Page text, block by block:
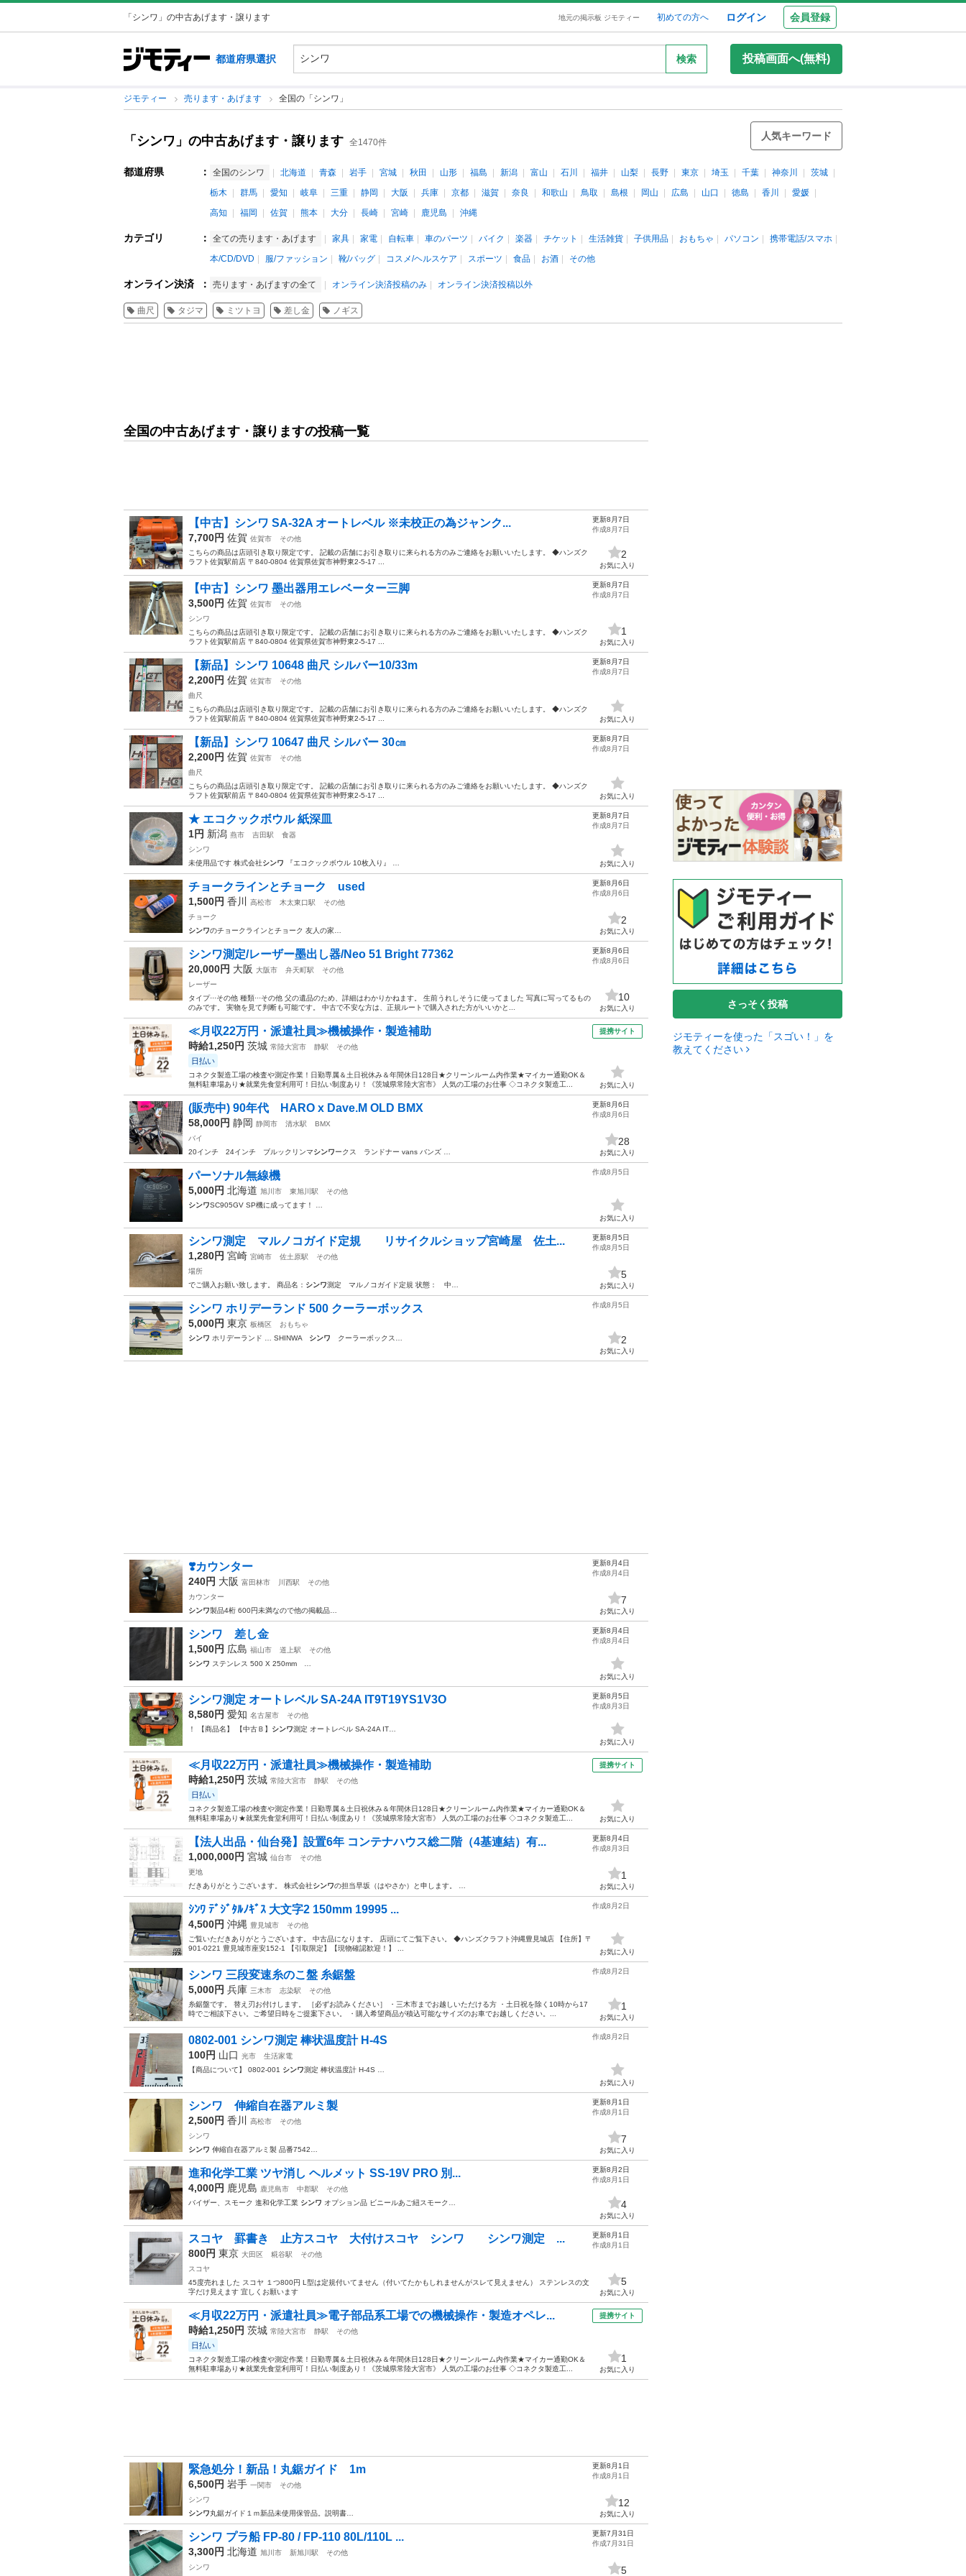
「シンワ」の中古あげます・譲ります 地元の掲示板 ジモティー 初めての方へ ログイン 会員登録
都道府県選択 検索 投稿画面へ(無料)
ジモティー 売ります・あげます 全国の「シンワ」
「シンワ」の中古あげます・譲ります 全1470件
人気キーワード
都道府県 ： 全国のシンワ 北海道 青森 岩手 宮城 秋田 山形 福島 新潟 富山 石川 福井 山梨 長野 東京 埼玉 千葉 神奈川
茨城
栃木
群馬 愛知 岐阜 三重 静岡 大阪 兵庫 京都 滋賀 奈良 和歌山 鳥取 島根 岡山 広島 山口 徳島 香川
愛媛
高知
福岡 佐賀 熊本 大分 長崎 宮崎 鹿児島 沖縄
カテゴリ ： 全ての売ります・あげます 家具 家電 自転車 車のパーツ バイク 楽器 チケット 生活雑貨 子供用品 おもちゃ パソコン
携帯電話/スマホ
本/CD/DVD
服/ファッション 靴/バッグ コスメ/ヘルスケア スポーツ 食品 お酒 その他
オンライン決済 ： 売ります・あげますの全て オンライン決済投稿のみ オンライン決済投稿以外
曲尺 タジマ ミツトヨ 差し金 ノギス
全国の中古あげます・譲りますの投稿一覧
【中古】シンワ SA-32A オートレベル ※未校正の為ジャンク...
7,700円 佐賀 佐賀市
その他
こちらの商品は店頭引き取り限定です。 記載の店舗にお引き取りに来られる方のみご連絡をお願いいたします。 ◆ハンズク
ラフト佐賀駅前店 〒840-0804 佐賀県佐賀市神野東2-5-17 ...
更新8月7日
作成8月7日
2
お気に入り
【中古】シンワ 墨出器用エレベーター三脚
3,500円 佐賀 佐賀市
その他
シンワ
こちらの商品は店頭引き取り限定です。 記載の店舗にお引き取りに来られる方のみご連絡をお願いいたします。 ◆ハンズク
ラフト佐賀駅前店 〒840-0804 佐賀県佐賀市神野東2-5-17 ...
更新8月7日
作成8月7日
1
お気に入り
【新品】シンワ 10648 曲尺 シルバー10/33m
2,200円 佐賀 佐賀市
その他
曲尺
こちらの商品は店頭引き取り限定です。 記載の店舗にお引き取りに来られる方のみご連絡をお願いいたします。 ◆ハンズク
ラフト佐賀駅前店 〒840-0804 佐賀県佐賀市神野東2-5-17 ...
更新8月7日
作成8月7日
お気に入り
【新品】シンワ 10647 曲尺 シルバー 30㎝
2,200円 佐賀 佐賀市
その他
曲尺
こちらの商品は店頭引き取り限定です。 記載の店舗にお引き取りに来られる方のみご連絡をお願いいたします。 ◆ハンズク
ラフト佐賀駅前店 〒840-0804 佐賀県佐賀市神野東2-5-17 ...
更新8月7日
作成8月7日
お気に入り
★ エコクックボウル 紙深皿
1円 新潟 燕市 吉田駅
食器
シンワ
未使用品です 株式会社シンワ 『エコクックボウル 10枚入り』 …
更新8月7日
作成8月7日
お気に入り
チョークラインとチョーク used
1,500円 香川 高松市 木太東口駅
その他
チョーク
シンワのチョークラインとチョーク 友人の家…
更新8月6日
作成8月6日
2
お気に入り
シンワ測定/レーザー墨出し器/Neo 51 Bright 77362
20,000円 大阪 大阪市 弁天町駅
その他
レーザー
タイプ···その他 種類···その他 父の遺品のため、詳細はわかりかねます。 生前うれしそうに使ってました 写真に写ってるもの
のみです。 実物を見て判断も可能です。 中古で不安な方は、正規ルートで購入された方がいいかと...
更新8月6日
作成8月6日
10
お気に入り
≪月収22万円・派遣社員≫機械操作・製造補助
時給1,250円 茨城 常陸大宮市 静駅 その他
日払い
コネクタ製造工場の検査や測定作業！日勤専属＆土日祝休み＆年間休日128日★クリーンルーム内作業★マイカー通勤OK＆
無料駐車場あり★就業先食堂利用可！日払い制度あり！《茨城県常陸大宮市》 人気の工場のお仕事 ◇コネクタ製造工...
提携サイト
お気に入り
(販売中) 90年代 HARO x Dave.M OLD BMX
58,000円 静岡 静岡市 清水駅
BMX
バイ
20インチ 24インチ ブルックリンマシンワークス ランドナー vans バンズ …
更新8月6日
作成8月6日
28
お気に入り
パーソナル無線機
5,000円 北海道 旭川市 東旭川駅
その他
シンワSC905GV SP機に成ってます！ …
作成8月5日
お気に入り
シンワ測定 マルノコガイド定規 リサイクルショップ宮崎屋 佐土...
1,280円 宮崎 宮崎市 佐土原駅
その他
場所
でご購入お願い致します。 商品名： シンワ測定 マルノコガイド定規 状態： 中…
更新8月5日
作成8月5日
5
お気に入り
シンワ ホリデーランド 500 クーラーボックス
5,000円 東京 板橋区
おもちゃ
シンワ ホリデーランド … SHINWA シンワ クーラーボックス…
作成8月5日
2
お気に入り
❣️カウンター
240円 大阪 富田林市 川西駅
その他
カウンター
シンワ製品4桁 600円未満なので他の掲載品…
更新8月4日
作成8月4日
7
お気に入り
シンワ 差し金
1,500円 広島 福山市 道上駅
その他
シンワ ステンレス 500 Χ 250mm …
更新8月4日
作成8月4日
お気に入り
シンワ測定 オートレベル SA-24A IT9T19YS1V3O
8,580円 愛知 名古屋市
その他
！ 【商品名】 【中古Ｂ】 シンワ測定 オートレベル SA-24A IT…
更新8月5日
作成8月3日
お気に入り
≪月収22万円・派遣社員≫機械操作・製造補助
時給1,250円 茨城 常陸大宮市 静駅 その他
日払い
コネクタ製造工場の検査や測定作業！日勤専属＆土日祝休み＆年間休日128日★クリーンルーム内作業★マイカー通勤OK＆
無料駐車場あり★就業先食堂利用可！日払い制度あり！《茨城県常陸大宮市》 人気の工場のお仕事 ◇コネクタ製造工...
提携サイト
お気に入り
【法人出品・仙台発】設置6年 コンテナハウス総二階（4基連結）有...
1,000,000円 宮城 仙台市
その他
更地
だきありがとうございます。 株式会社シンワの担当早坂（はやさか）と申します。 …
更新8月4日
作成8月3日
1
お気に入り
ｼﾝﾜ ﾃﾞｼﾞﾀﾙﾉｷﾞｽ 大文字2 150mm 19995 ...
4,500円 沖縄 豊見城市
その他
ご覧いただきありがとうございます。 中古品になります。 店頭にてご覧下さい。 ◆ハンズクラフト沖縄豊見城店 【住所】〒
901-0221 豊見城市座安152-1 【引取限定】【現物確認歓迎！】 ...
作成8月2日
お気に入り
シンワ 三段変速糸のこ盤 糸鋸盤
5,000円 兵庫 三木市 志染駅
その他
糸鋸盤です。 替え刃お付けします。 ［必ずお読みください］ ・三木市までお越しいただける方 ・土日祝を除く10時から17
時でご相談下さい。ご希望日時をご提案下さい。 ・購入希望商品が積込可能なサイズのお車でお越しください。...
作成8月2日
1
お気に入り
0802-001 シンワ測定 棒状温度計 H-4S
100円 山口 光市
生活家電
【商品について】 0802-001 シンワ測定 棒状温度計 H-4S …
作成8月2日
お気に入り
シンワ 伸縮自在器アルミ製
2,500円 香川 高松市
その他
シンワ
シンワ 伸縮自在器アルミ製 品番7542…
更新8月1日
作成8月1日
7
お気に入り
進和化学工業 ツヤ消し ヘルメット SS-19V PRO 別...
4,000円 鹿児島 鹿児島市 中郡駅
その他
バイザー、スモーク 進和化学工業 シンワ オプション品 ビニールあご紐スモーク…
更新8月2日
作成8月1日
4
お気に入り
スコヤ 罫書き 止方スコヤ 大付けスコヤ シンワ シンワ測定 ...
800円 東京 大田区 糀谷駅
その他
スコヤ
45度売れました スコヤ １つ800円 L型は定規付いてません（付いてたかもしれませんがスレて見えません） ステンレスの文
字だけ見えます 宜しくお願います
更新8月1日
作成8月1日
5
お気に入り
≪月収22万円・派遣社員≫電子部品系工場での機械操作・製造オペレ...
時給1,250円 茨城 常陸大宮市 静駅 その他
日払い
コネクタ製造工場の検査や測定作業！日勤専属＆土日祝休み＆年間休日128日★クリーンルーム内作業★マイカー通勤OK＆
無料駐車場あり★就業先食堂利用可！日払い制度あり！《茨城県常陸大宮市》 人気の工場のお仕事 ◇コネクタ製造工...
提携サイト
1
お気に入り
緊急処分！新品！丸鋸ガイド 1m
6,500円 岩手 一関市
その他
シンワ
シンワ丸鋸ガイド１ｍ新品未使用保管品。説明書…
更新8月1日
作成8月1日
12
お気に入り
シンワ プラ船 FP-80 / FP-110 80L/110L ...
3,300円 北海道 旭川市 新旭川駅
その他
シンワ
更新7月31日
作成7月31日
5
さっそく投稿
ジモティーを使った「スゴい！」を
教えてください